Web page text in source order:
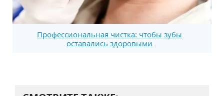
Профессиональная чистка: чтобы зубы
оставались здоровыми